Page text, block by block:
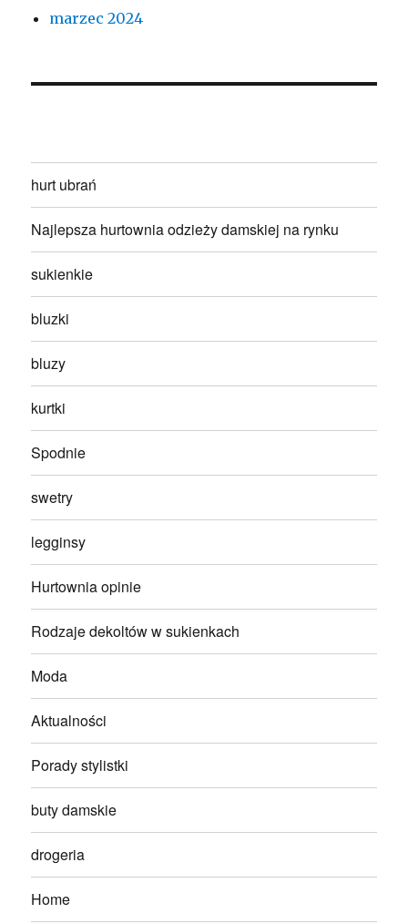
marzec 2024
hurt ubrań
Najlepsza hurtownia odzieży damskiej na rynku
sukienkie
bluzki
bluzy
kurtki
Spodnie
swetry
legginsy
Hurtownia opinie
Rodzaje dekoltów w sukienkach
Moda
Aktualności
Porady stylistki
buty damskie
drogeria
Home